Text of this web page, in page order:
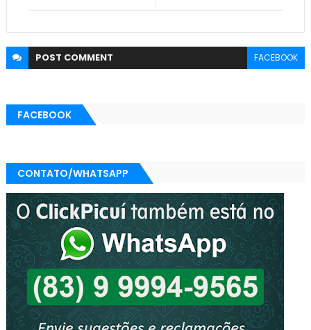
POST COMMENT FACEBOOK
FACEBOOK
CONTATO/WHATSAPP